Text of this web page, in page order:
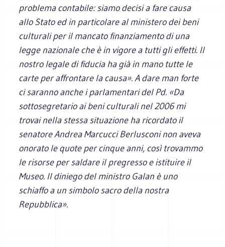
problema contabile: siamo decisi a fare causa
allo Stato ed in particolare al ministero dei beni
culturali per il mancato finanziamento di una
legge nazionale che è in vigore a tutti gli effetti. Il
nostro legale di fiducia ha già in mano tutte le
carte per affrontare la causa». A dare man forte
ci saranno anche i parlamentari del Pd. «Da
sottosegretario ai beni culturali nel 2006 mi
trovai nella stessa situazione ha ricordato il
senatore Andrea Marcucci Berlusconi non aveva
onorato le quote per cinque anni, così trovammo
le risorse per saldare il pregresso e istituire il
Museo. Il diniego del ministro Galan è uno
schiaffo a un simbolo sacro della nostra
Repubblica».